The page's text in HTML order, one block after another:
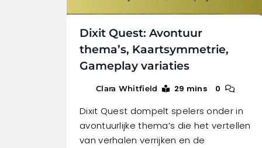
Dixit Quest: Avontuur
thema’s, Kaartsymmetrie,
Gameplay variaties
Clara Whitfield 29 mins 0
Dixit Quest dompelt spelers onder in
avontuurlijke thema’s die het vertellen
van verhalen verrijken en de